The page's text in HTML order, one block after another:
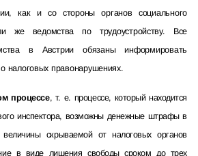
как и со стороны органов социального
же ведомства по трудоустройству. Все
в Австрии обязаны информировать
налоговых правонарушениях.
процессе, т. е. процессе, который находится
инспектора, возможны денежные штрафы в
скрываемой от налоговых органов
в виде лишения свободы сроком до трех